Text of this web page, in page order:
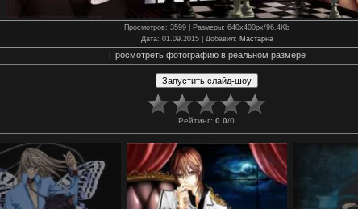
Просмотров: 3599 | Размеры: 640x400px/96.4Kb
Дата: 01.09.2015 | Добавил: Мастарна
Просмотреть фотографию в реальном размере
Рейтинг: 0.0/0